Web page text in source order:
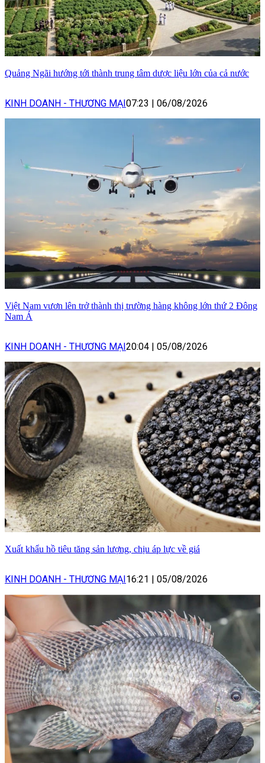
Quảng Ngãi hướng tới thành trung tâm dược liệu lớn của cả nước
KINH DOANH - THƯƠNG MẠI 07:23 06/08/2026
Việt Nam vươn lên trở thành thị trường hàng không lớn thứ 2 Đông
Nam Á
KINH DOANH - THƯƠNG MẠI 20:04 05/08/2026
Xuất khẩu hồ tiêu tăng sản lượng, chịu áp lực về giá
KINH DOANH - THƯƠNG MẠI 16:21 05/08/2026